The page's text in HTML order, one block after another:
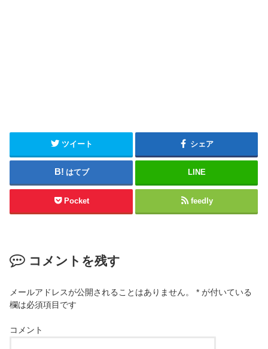
ツイート シェア
はてブ LINE
Pocket feedly
コメントを残す
メールアドレスが公開されることはありません。 * が付いている
欄は必須項目です
コメント